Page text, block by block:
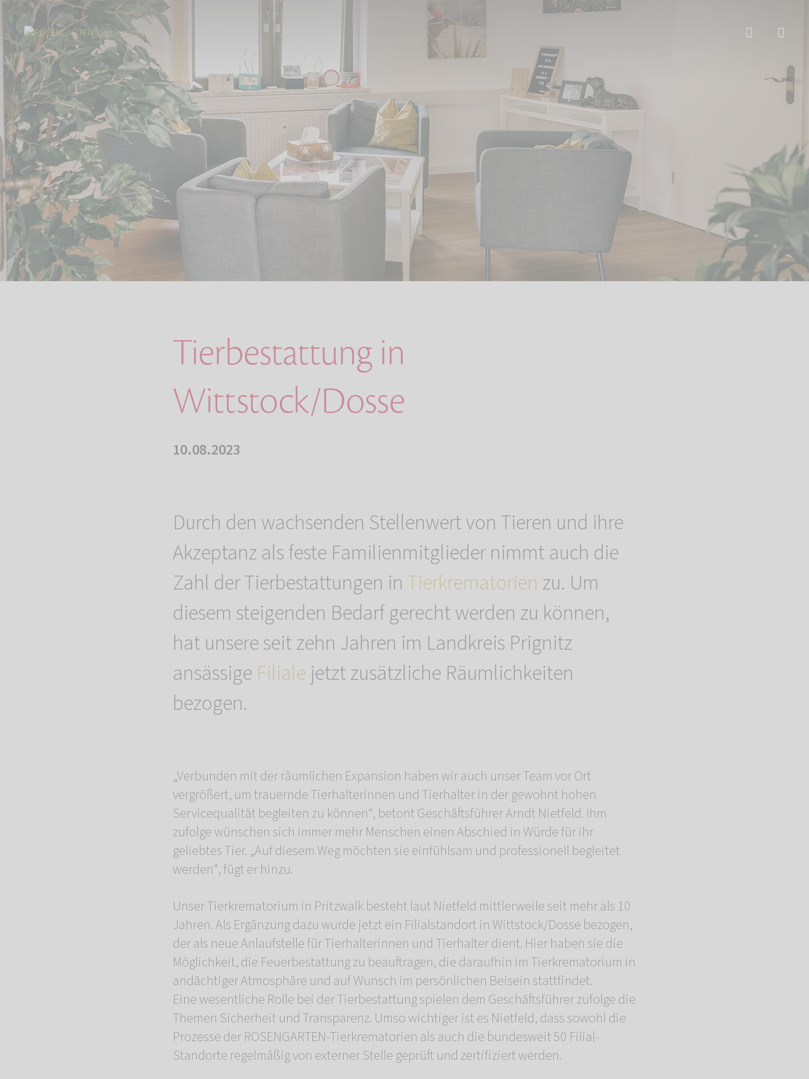
Start Über uns Aktuelles Tierbestattung in Wittstock/Dosse
Tierbestattung in
Wittstock/Dosse
10.08.2023
Durch den wachsenden Stellenwert von Tieren und ihre
Akzeptanz als feste Familienmitglieder nimmt auch die
Zahl der Tierbestattungen in Tierkrematorien zu. Um
diesem steigenden Bedarf gerecht werden zu können,
hat unsere seit zehn Jahren im Landkreis Prignitz
ansässige Filiale jetzt zusätzliche Räumlichkeiten
bezogen.
„Verbunden mit der räumlichen Expansion haben wir auch unser Team vor Ort
vergrößert, um trauernde Tierhalterinnen und Tierhalter in der gewohnt hohen
Servicequalität begleiten zu können“, betont Geschäftsführer Arndt Nietfeld. Ihm
zufolge wünschen sich immer mehr Menschen einen Abschied in Würde für ihr
geliebtes Tier. „Auf diesem Weg möchten sie einfühlsam und professionell begleitet
werden“, fügt er hinzu.
Unser Tierkrematorium in Pritzwalk besteht laut Nietfeld mittlerweile seit mehr als 10
Jahren. Als Ergänzung dazu wurde jetzt ein Filialstandort in Wittstock/Dosse bezogen,
der als neue Anlaufstelle für Tierhalterinnen und Tierhalter dient. Hier haben sie die
Möglichkeit, die Feuerbestattung zu beauftragen, die daraufhin im Tierkrematorium in
andächtiger Atmosphäre und auf Wunsch im persönlichen Beisein stattfindet.
Eine wesentliche Rolle bei der Tierbestattung spielen dem Geschäftsführer zufolge die
Themen Sicherheit und Transparenz. Umso wichtiger ist es Nietfeld, dass sowohl die
Prozesse der ROSENGARTEN-Tierkrematorien als auch die bundesweit 50 Filial-
Standorte regelmäßig von externer Stelle geprüft und zertifiziert werden.